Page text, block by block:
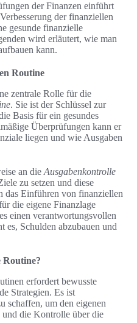
der Finanzen einführt
der finanziellen
gesunde finanzielle
wird erläutert, wie man
kann.
Routine
zentrale Rolle für die
. Sie ist der Schlüssel zur
Basis für ein gesundes
Überprüfungen kann er
liegen und wie Ausgaben
an die Ausgabenkontrolle
zu setzen und diese
das Einführen von finanziellen
die eigene Finanzlage
einen verantwortungsvollen
Schulden abzubauen und
Routine?
erfordert bewusste
Strategien. Es ist
schaffen, um den eigenen
die Kontrolle über die